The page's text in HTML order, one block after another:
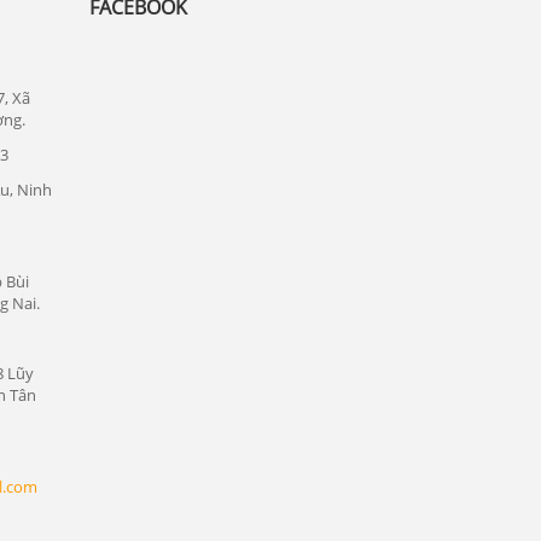
Xã
Ninh
Bùi
Nai.
Lũy
Tân
FACEBOOK